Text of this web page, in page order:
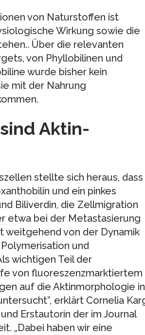
von Naturstoffen ist
Wirkung sowie die
Über die relevanten
von Phyllobilinen und
wurde bisher kein
mit der Nahrung
Aktin-
stellte sich heraus, dass
und ein pinkes
Biliverdin, die Zellmigration
etwa bei der Metastasierung
weitgehend von der Dynamik
und
wichtigen Teil der
von fluoreszenzmarktiertem
auf die Aktinmorphologie in
erklärt Cornelia
Erstautorin der im Journal
„Dabei haben wir eine